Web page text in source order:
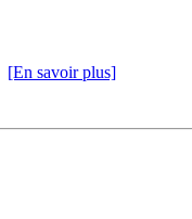
[En savoir plus]